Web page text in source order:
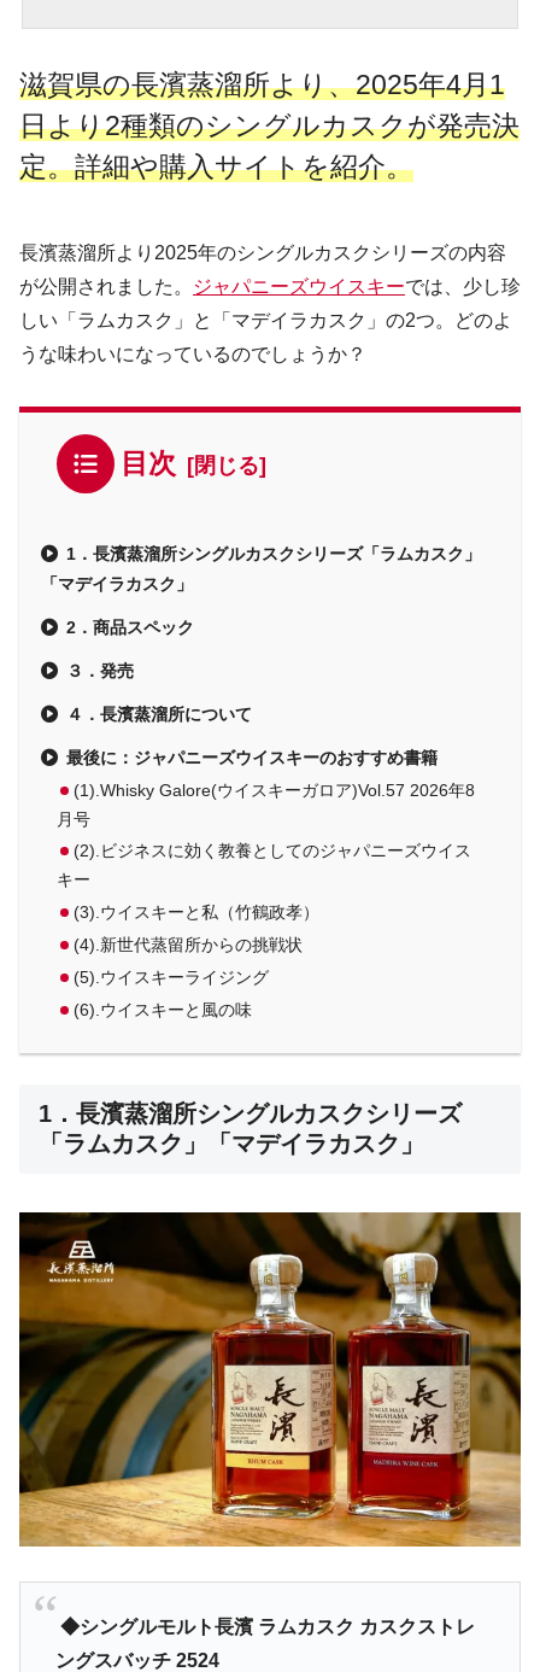
滋賀県の長濱蒸溜所より、2025年4月1
日より2種類のシングルカスクが発売決
定。詳細や購入サイトを紹介。
長濱蒸溜所より2025年のシングルカスクシリーズの内容
が公開されました。
ジャパニーズウイスキーでは、少し珍
しい「ラムカスク」と「マデイラカスク」の2つ。どのよ
うな味わいになっているのでしょうか？
目次
1．長濱蒸溜所シングルカスクシリーズ「ラムカスク」
「マデイラカスク」
2．商品スペック
３．発売
４．長濱蒸溜所について
最後に：ジャパニーズウイスキーのおすすめ書籍
(1).Whisky Galore(ウイスキーガロア)Vol.57 2026年8
月号
(2).ビジネスに効く教養としてのジャパニーズウイス
キー
(3).ウイスキーと私（竹鶴政孝）
(4).新世代蒸留所からの挑戦状
(5).ウイスキーライジング
(6).ウイスキーと風の味
1．長濱蒸溜所シングルカスクシリーズ
「ラムカスク」「マデイラカスク」
◆シングルモルト長濱 ラムカスク カスクストレ
ングスバッチ 2524